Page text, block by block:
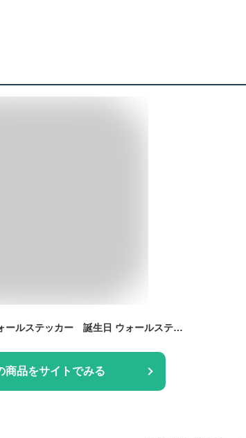
誕生日☆ シール式ウォールステッカー 誕生日 ウォールステッカー 飾り 600×1350mm シール式 ケーキ ガーランド ガーラント バースデーパーティ飾り 風船 バルーン 壁紙 はがせる 剥がせる お祝い パーティ DIY Anniversary 015248
商品をサイトでみる